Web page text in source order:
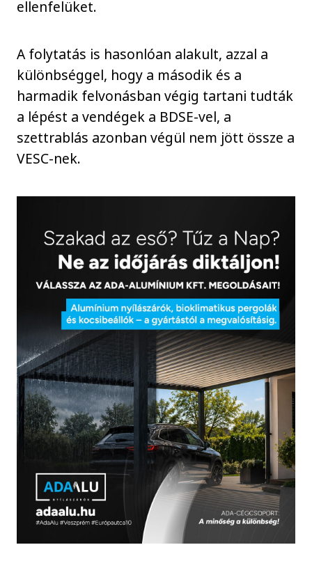
ellenfelüket.
A folytatás is hasonlóan alakult, azzal a
különbséggel, hogy a második és a
harmadik felvonásban végig tartani tudták
a lépést a vendégek a BDSE-vel, a
szettrablás azonban végül nem jött össze a
VESC-nek.